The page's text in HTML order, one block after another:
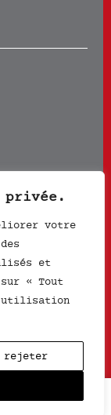
privée.
votre
et
« Tout
utilisation
rejeter